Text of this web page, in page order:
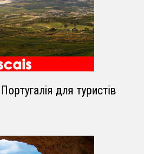
для туристів